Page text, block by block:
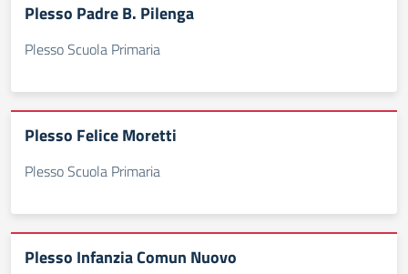
Plesso Padre B. Pilenga
Plesso Scuola Primaria
Plesso Felice Moretti
Plesso Scuola Primaria
Plesso Infanzia Comun Nuovo